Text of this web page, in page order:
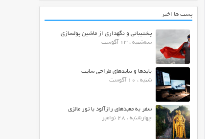
پست ها اخیر
پشتیبانی و نگهداری از ماشین پولسازی
سه‌شنبه ، 13 آگوست
بایدها و نبایدهای طراحی سایت
شنبه ، 10 آگوست
سفر به معبدهای رازآلود با تور مالزی
چهارشنبه ، 28 نوامبر